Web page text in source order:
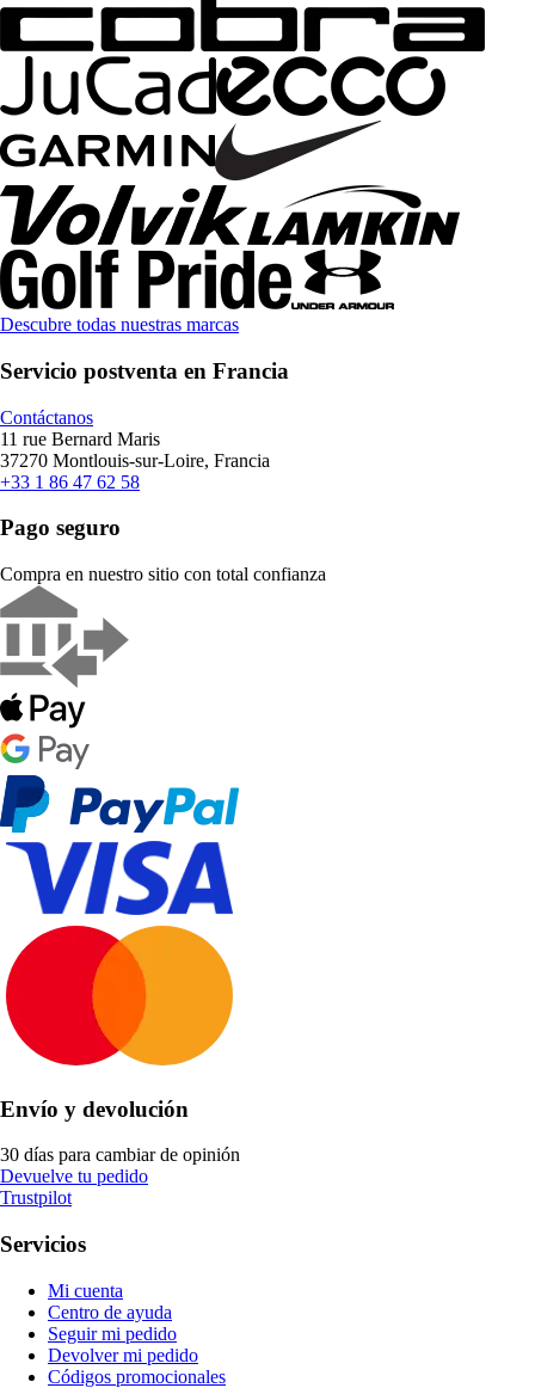
Descubre todas nuestras marcas
Servicio postventa en Francia
Contáctanos
11 rue Bernard Maris
37270 Montlouis-sur-Loire, Francia
+33 1 86 47 62 58
Pago seguro
Compra en nuestro sitio con total confianza
Envío y devolución
30 días para cambiar de opinión
Devuelve tu pedido
Trustpilot
Servicios
Mi cuenta
Centro de ayuda
Seguir mi pedido
Devolver mi pedido
Códigos promocionales